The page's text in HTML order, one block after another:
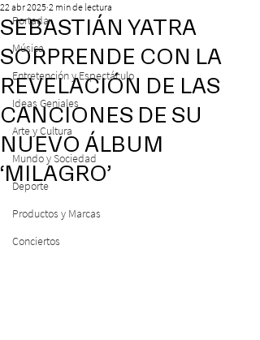
Portada
Música
Entretención y Espectáculo
Ideas Geniales
Arte y Cultura
Mundo y Sociedad
Deporte
Productos y Marcas
Conciertos
SEBASTIÁN YATRA
SORPRENDE CON LA
REVELACIÓN DE LAS
CANCIONES DE SU
NUEVO ÁLBUM
‘MILAGRO’
22 abr 2025 2 min de lectura